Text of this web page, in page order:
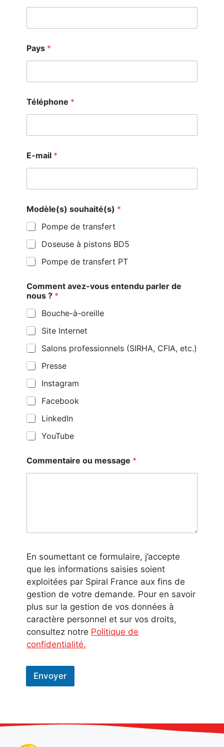
Pays *
Téléphone *
E-mail *
Modèle(s) souhaité(s) *
Pompe de transfert
Doseuse à pistons BD5
Pompe de transfert PT
Comment avez-vous entendu parler de
nous ? *
Bouche-à-oreille
Site Internet
Salons professionnels (SIRHA, CFIA, etc.)
Presse
Instagram
Facebook
LinkedIn
YouTube
Commentaire ou message *
En soumettant ce formulaire, j’accepte
que les informations saisies soient
exploitées par Spiral France aux fins de
gestion de votre demande. Pour en savoir
plus sur la gestion de vos données à
caractère personnel et sur vos droits,
consultez notre Politique de
confidentialité.
Envoyer